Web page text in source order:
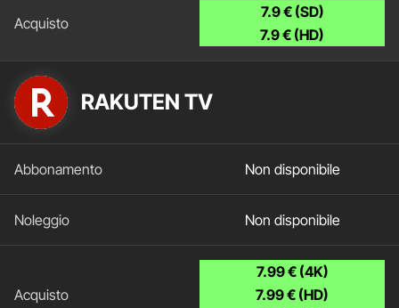
7.9 € (SD)
7.9 € (HD)
RAKUTEN TV
Non disponibile
Non disponibile
7.99 € (4K)
7.99 € (HD)